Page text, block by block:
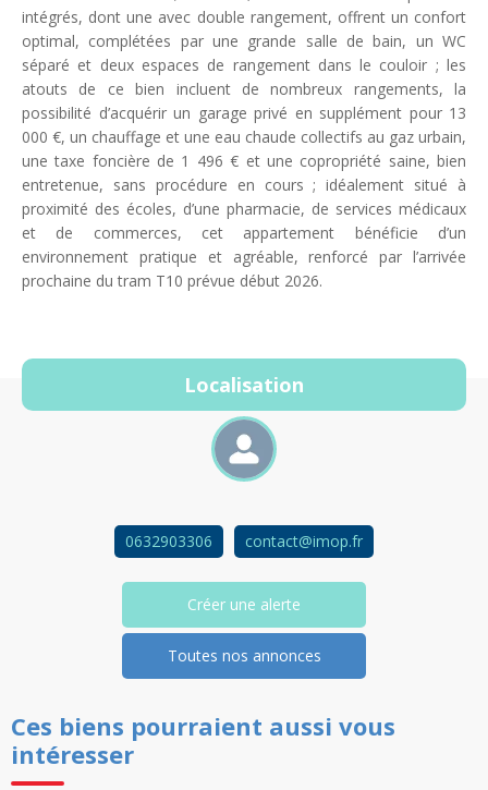
intégrés, dont une avec double rangement, offrent un confort
optimal, complétées par une grande salle de bain, un WC
séparé et deux espaces de rangement dans le couloir ; les
atouts de ce bien incluent de nombreux rangements, la
possibilité d’acquérir un garage privé en supplément pour 13
000 €, un chauffage et une eau chaude collectifs au gaz urbain,
une taxe foncière de 1 496 € et une copropriété saine, bien
entretenue, sans procédure en cours ; idéalement situé à
proximité des écoles, d’une pharmacie, de services médicaux
et de commerces, cet appartement bénéficie d’un
environnement pratique et agréable, renforcé par l’arrivée
prochaine du tram T10 prévue début 2026.
Localisation
0632903306 contact@imop.fr
Créer une alerte
Toutes nos annonces
Ces biens pourraient aussi vous
intéresser